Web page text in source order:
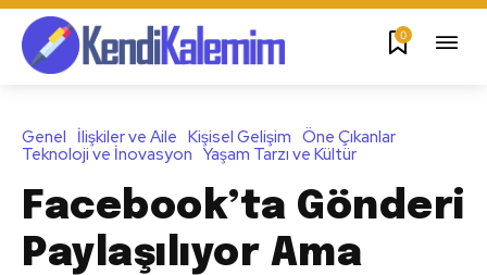
0
Genel İlişkiler ve Aile Kişisel Gelişim Öne Çıkanlar
Teknoloji ve İnovasyon Yaşam Tarzı ve Kültür
Facebook’ta Gönderi
Paylaşılıyor Ama